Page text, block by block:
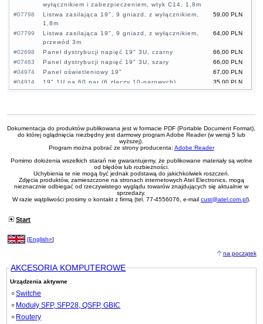
wyłącznikiem i zabezpieczeniem, wtyk C14, 1,8m
#07798
59,00 PLN
Listwa zasilająca 19", 9 gniazd, z wyłącznikiem,
1,8m
#07799
64,00 PLN
Listwa zasilająca 19", 9 gniazd, z wyłącznikiem,
przewód 3m
#02698
66,00 PLN
Panel dystrybucji napięć 19" 3U, czarny
#07463
66,00 PLN
Panel dystrybucji napięć 19" 3U, szary
#04974
67,00 PLN
Panel oświetleniowy 19"
#04914
35,00 PLN
19" 1U na 60 par (6 złączy 10-parowych)
#07409
61,20 PLN
19" 3U na 150 par (15 złączy 10-parowych)
#04790
13,20 PLN
Przepust szczotkowy 1U, czarny
Przepust szczotkowy 1U, czarny
118,00 PLN
Belki rackowe 24U 19", para
#02677
175,00 PLN
Belki rackowe 42U 19", para
#03830
3,60 PLN
Taśma rzepowa, czarna, 10mm x 5m
#03831
3,60 PLN
Taśma rzepowa, czerwona, 10mm x 5m
#04973
3,60 PLN
Taśma rzepowa, niebieska, 10mm x 5m
#09487
21,30 PLN
Zestaw montażowy 19" do szafy Rack (TP-Link
Dokumentacja do produktów publikowana jest w formacie PDF (Portable Document Format),
do której oglądnięcia niezbędny jest darmowy program Adobe Reader (w wersji 5 lub
wyższej).
Program można pobrać ze strony producenta: Adobe Reader
Pomimo dołożenia wszelkich starań nie gwarantujemy, że publikowane materiały są wolne
od błędów lub rozbieżności.
Uchybienia te nie mogą być jednak podstawą do jakichkolwiek roszczeń.
Zdjęcia produktów, zamieszczone na stronach internetowych Atel Electronics, mogą
nieznacznie odbiegać od rzeczywistego wyglądu towarów znajdujących się aktualnie w
sprzedaży.
W razie wątpliwości prosimy o kontakt z firmą (tel. 77-4556076, e-mail cust@atel.com.pl).
Start
[English»]
na początek
AKCESORIA KOMPUTEROWE
Urządzenia aktywne
Switche
Moduły SFP, SFP28, QSFP, GBIC
Routery